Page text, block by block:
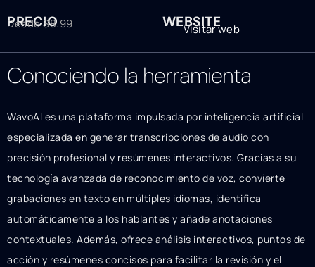
PRECIO
Desde $8.99 WEBSITE
Visitar web
Conociendo la herramienta
WavoAI es una plataforma impulsada por inteligencia artificial
especializada en generar transcripciones de audio con
precisión profesional y resúmenes interactivos. Gracias a su
tecnología avanzada de reconocimiento de voz, convierte
grabaciones en texto en múltiples idiomas, identifica
automáticamente a los hablantes y añade anotaciones
contextuales. Además, ofrece análisis interactivos, puntos de
acción y resúmenes concisos para facilitar la revisión y el